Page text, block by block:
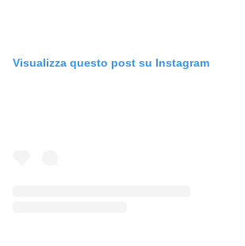
Visualizza questo post su Instagram